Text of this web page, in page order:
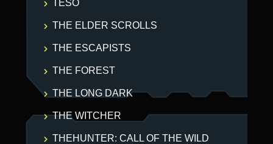
TESO
THE ELDER SCROLLS
THE ESCAPISTS
THE FOREST
THE LONG DARK
THE WITCHER
THEHUNTER: CALL OF THE WILD